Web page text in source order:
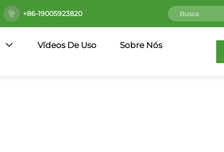
+86-19005923820
Vídeos De Uso
Sobre Nós